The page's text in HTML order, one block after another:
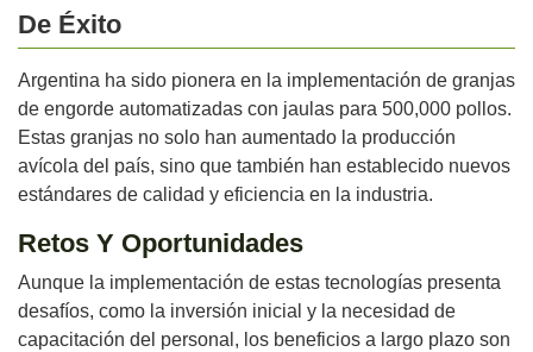
De Éxito
Argentina ha sido pionera en la implementación de granjas
de engorde automatizadas con jaulas para 500,000 pollos.
Estas granjas no solo han aumentado la producción
avícola del país, sino que también han establecido nuevos
estándares de calidad y eficiencia en la industria.
Retos Y Oportunidades
Aunque la implementación de estas tecnologías presenta
desafíos, como la inversión inicial y la necesidad de
capacitación del personal, los beneficios a largo plazo son